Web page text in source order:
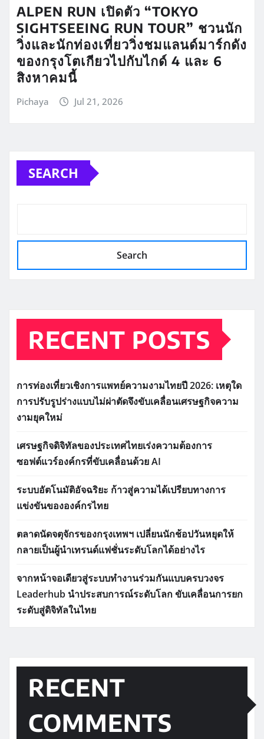
ALPEN RUN เปิดตัว “TOKYO
SIGHTSEEING RUN TOUR” ชวนนัก
วิ่งและนักท่องเที่ยววิ่งชมแลนด์มาร์กดัง
ของกรุงโตเกียวไปกับไกด์ 4 และ 6
สิงหาคมนี้
Pichaya Jul 21, 2026
SEARCH
Search
RECENT POSTS
การท่องเที่ยวเชิงการแพทย์ความงามไทยปี 2026: เหตุใด
การปรับรูปร่างแบบไม่ผ่าตัดจึงขับเคลื่อนเศรษฐกิจความ
งามยุคใหม่
เศรษฐกิจดิจิทัลของประเทศไทยเร่งความต้องการ
ซอฟต์แวร์องค์กรที่ขับเคลื่อนด้วย AI
ระบบอัตโนมัติอัจฉริยะ ก้าวสู่ความได้เปรียบทางการ
แข่งขันขององค์กรไทย
ตลาดนัดจตุจักรของกรุงเทพฯ เปลี่ยนนักช้อปวันหยุดให้
กลายเป็นผู้นำเทรนด์แฟชั่นระดับโลกได้อย่างไร
จากหน้าจอเดียวสู่ระบบทำงานร่วมกันแบบครบวงจร
Leaderhub นำประสบการณ์ระดับโลก ขับเคลื่อนการยก
ระดับสู่ดิจิทัลในไทย
RECENT
COMMENTS